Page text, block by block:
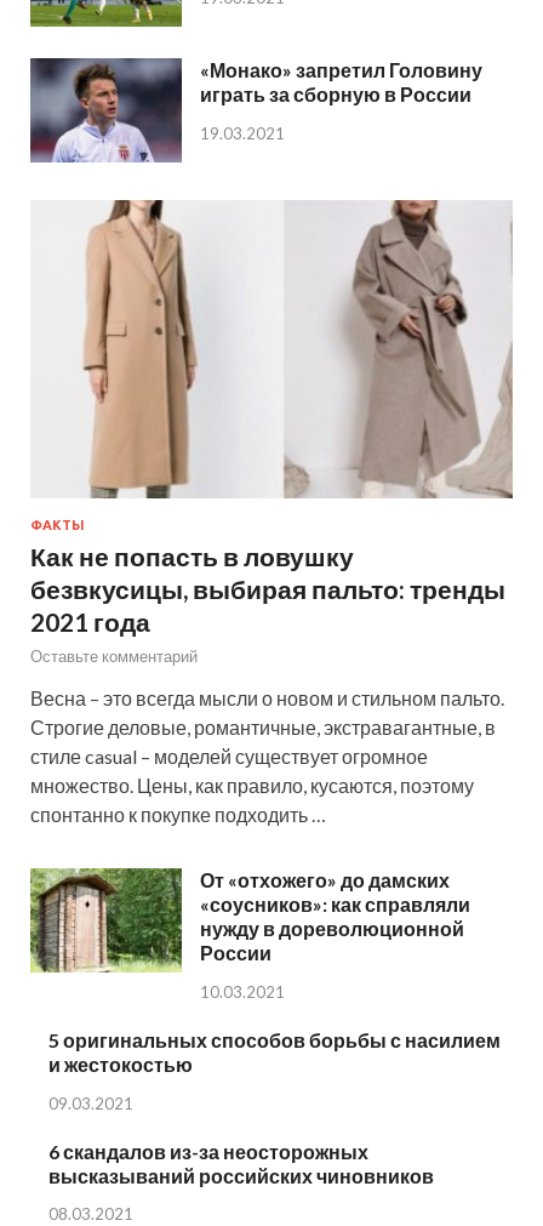
«Монако» запретил Головину
играть за сборную в России
19.03.2021
ФАКТЫ
Как не попасть в ловушку
безвкусицы, выбирая пальто: тренды
2021 года
Оставьте комментарий
Весна – это всегда мысли о новом и стильном пальто.
Строгие деловые, романтичные, экстравагантные, в
стиле casual – моделей существует огромное
множество. Цены, как правило, кусаются, поэтому
спонтанно к покупке подходить …
От «отхожего» до дамских
«соусников»: как справляли
нужду в дореволюционной
России
10.03.2021
5 оригинальных способов борьбы с насилием
и жестокостью
09.03.2021
6 скандалов из-за неосторожных
высказываний российских чиновников
08.03.2021